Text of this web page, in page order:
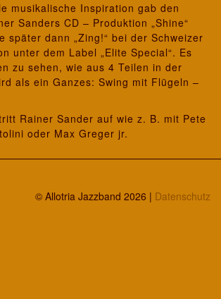
musikalische Inspiration gab den
Sanders CD – Produktion „Shine“
später dann „Zing!“ bei der Schweizer
unter dem Label „Elite Special“. Es
zu sehen, wie aus 4 Teilen in der
als ein Ganzes: Swing mit Flügeln –
Rainer Sander auf wie z. B. mit Pete
oder Max Greger jr.
© Allotria Jazzband 2026 | Datenschutz